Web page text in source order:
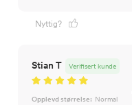
Nyttig?
Stian T Verifisert kunde
Opplevd størrelse: Normal